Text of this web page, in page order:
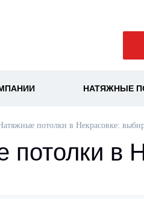
НАТЯЖНЫЕ
потолки в Некрасовке:
потолки в